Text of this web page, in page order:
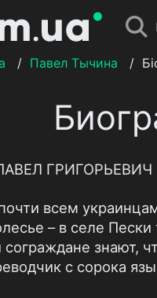
/ Павел Тычина /
ГРИГОРЬЕВИЧ
всем
– в селе
знают,
с сорока